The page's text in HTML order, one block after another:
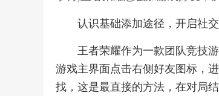
认识基础添加途径，开启社
王者荣耀作为一款团队竞技
游戏主界面点击右侧好友图标，
找，这是最直接的方法，在对局